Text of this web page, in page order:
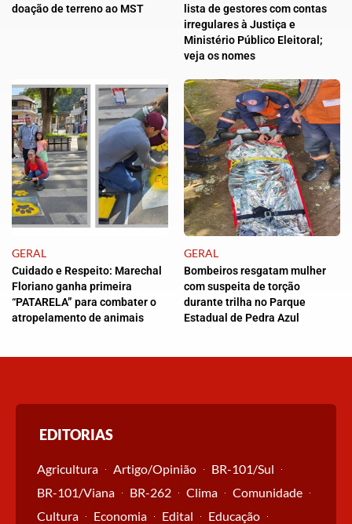
doação de terreno ao MST
lista de gestores com contas
irregulares à Justiça e
Ministério Público Eleitoral;
veja os nomes
GERAL
Cuidado e Respeito: Marechal
Floriano ganha primeira
“PATARELA” para combater o
atropelamento de animais
GERAL
Bombeiros resgatam mulher
com suspeita de torção
durante trilha no Parque
Estadual de Pedra Azul
EDITORIAS
Agricultura Artigo/Opinião
BR-101/Sul
BR-101/Viana
BR-262 Clima
Comunidade
Cultura
Economia Edital
Educação